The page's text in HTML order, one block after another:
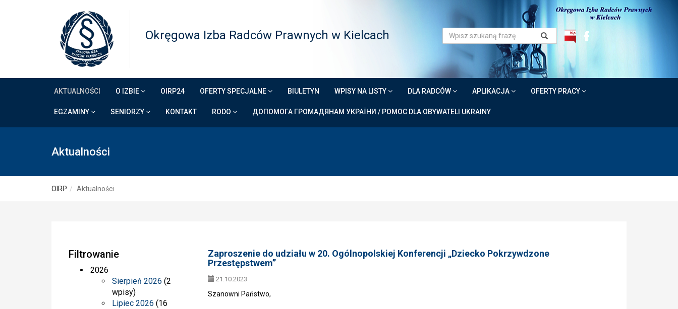
Okręgowa Izba Radców Prawnych w Kielcach
AKTUALNOŚCI O IZBIE OIRP24 OFERTY SPECJALNE BIULETYN WPISY NA LISTY DLA RADCÓW APLIKACJA OFERTY PRACY
EGZAMINY SENIORZY KONTAKT RODO ДОПОМОГА ГРОМАДЯНАМ УКРАЇНИ / POMOC DLA OBYWATELI UKRAINY
Aktualności
OIRP Aktualności
Filtrowanie
2026
Sierpień 2026 (2
wpisy)
Lipiec 2026 (16
Zaproszenie do udziału w 20. Ogólnopolskiej Konferencji „Dziecko Pokrzywdzone
Przestępstwem”
21.10.2023
Szanowni Państwo,